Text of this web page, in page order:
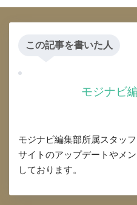
この記事を書いた人
モジナビ
モジナビ編集部所属スタッ
サイトのアップデートやメ
しております。